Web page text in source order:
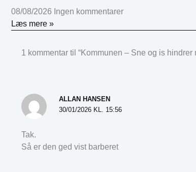
08/08/2026 Ingen kommentarer
Læs mere »
1 kommentar til “Kommunen – Sne og is
ALLAN HANSEN
30/01/2026 KL. 15:56
Tak.
Så er den ged vist barberet